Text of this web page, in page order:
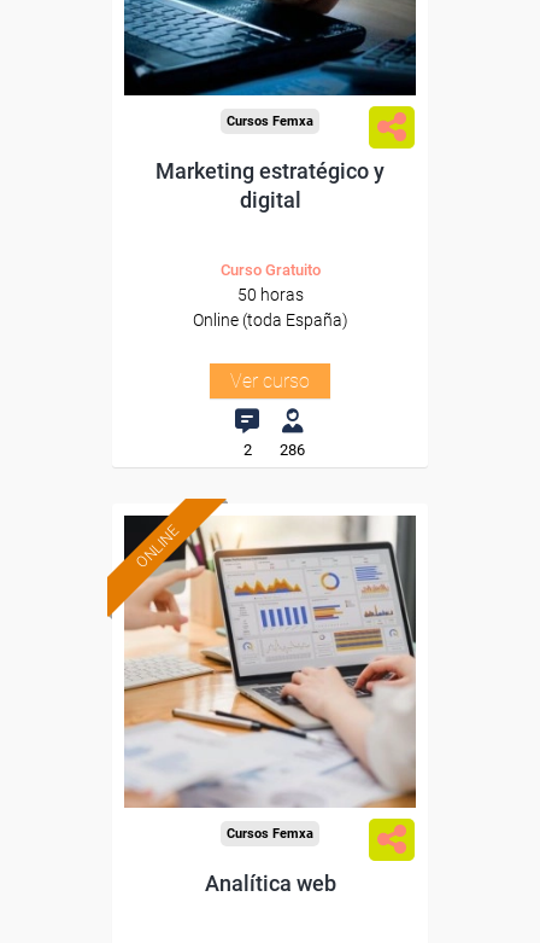
Sector
-Información, Comunicación
y Artes Gráficas.
Cursos Femxa
Marketing estratégico y
digital
Curso Gratuito
50 horas
Online (toda España)
Ver curso
2 286
ONLINE
Formación 100%
subvencionada.
Para desempleados,
trabajadores y autónomos.
Sector
-Información, Comunicación
y Artes Gráficas.
Cursos Femxa
Analítica web